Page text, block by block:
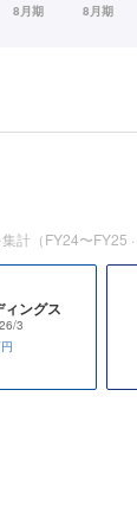
計（FY24〜FY25 ·
ングス
3